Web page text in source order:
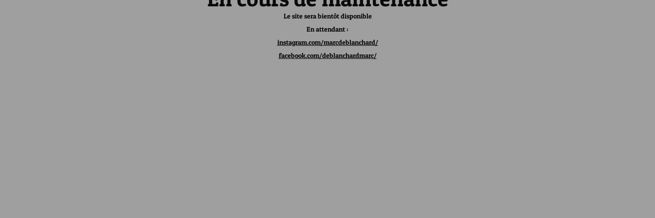
Le site sera bientôt disponible
En attendant :
instagram.com/marcdeblanchard/
facebook.com/deblanchardmarc/